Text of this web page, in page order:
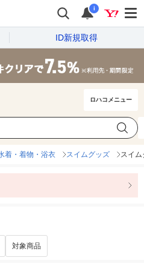
i
ID新規取得
ロハコメニュー
着・着物・浴衣 スイムグッズ スイ
対象商品